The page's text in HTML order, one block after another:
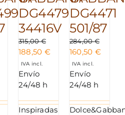
actual
DG4479
34416V
315,00€
El
precio
original
era:
188,50 €El
precio
actual
IVA incl.
Envío
24/48 h
Inspiradas
DG4471
501/87
284,00€
El
precio
original
era:
160,50 €El
IVA incl.
Envío
24/48 h